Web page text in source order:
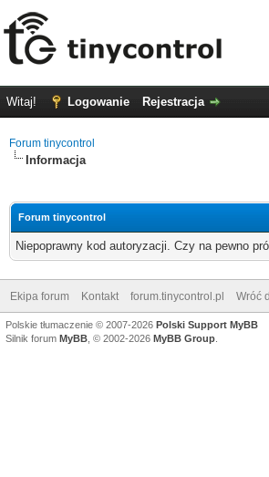
Witaj! Logowanie Rejestracja
Forum tinycontrol
Informacja
Forum tinycontrol
Niepoprawny kod autoryzacji. Czy na pewno
Ekipa forum Kontakt forum.tinycontrol.pl Wróć
Polskie tłumaczenie © 2007-2026 Polski Support MyBB
Silnik forum MyBB , © 2002-2026 MyBB Group